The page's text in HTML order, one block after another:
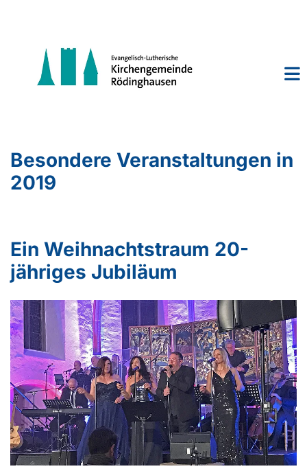
Besondere Veranstaltungen in
2019
Ein Weihnachtstraum 20-
jähriges Jubiläum